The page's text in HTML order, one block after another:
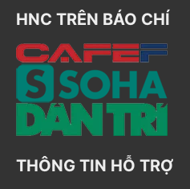
HNC TRÊN BÁO CHÍ
THÔNG TIN HỖ TRỢ